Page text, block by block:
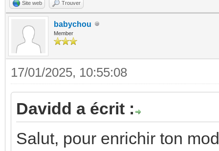
Site web Trouver
babychou
Member
17/01/2025, 10:55:08
Davidd a écrit :
Salut, pour enrichir ton